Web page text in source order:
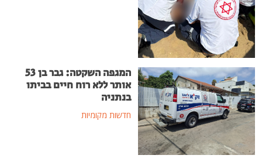
המגפה השקטה: גבר בן 53
אותר ללא רוח חיים בביתו
בנתניה
חדשות מקומיות